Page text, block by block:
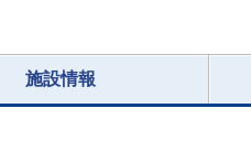
施設情報